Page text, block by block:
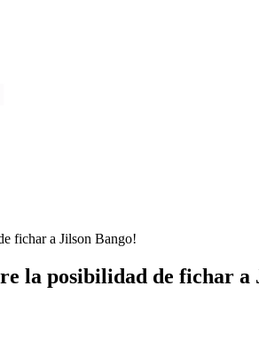
fichar a Jilson Bango!
la posibilidad de fichar a